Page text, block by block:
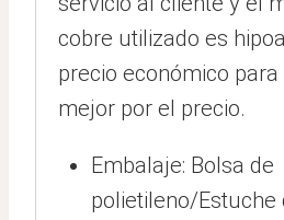
cobre utilizado es
precio económico
mejor por el precio.
Embalaje: Bolsa de
polietileno/Estuche